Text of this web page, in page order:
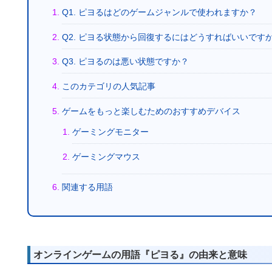
Q1. ピヨるはどのゲームジャンルで使われますか？
Q2. ピヨる状態から回復するにはどうすればいいです
Q3. ピヨるのは悪い状態ですか？
このカテゴリの人気記事
ゲームをもっと楽しむためのおすすめデバイス
ゲーミングモニター
ゲーミングマウス
関連する用語
オンラインゲームの用語『ピヨる』の由来と意味